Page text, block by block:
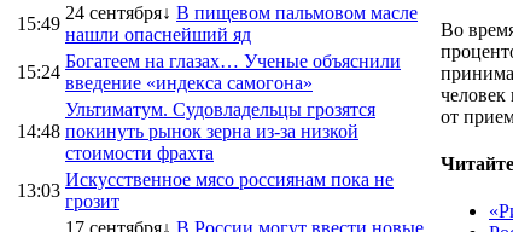
15:49
24 сентября↓ В пищевом пальмовом масле
нашли опаснейший яд
15:24
Богатеем на глазах… Ученые объяснили
введение «индекса самогона»
14:48
Ультиматум. Судовладельцы грозятся
покинуть рынок зерна из-за низкой
стоимости фрахта
13:03
Искусственное мясо россиянам пока не
грозит
17 сентября↓ В России могут ввести новые
Во
человек
от